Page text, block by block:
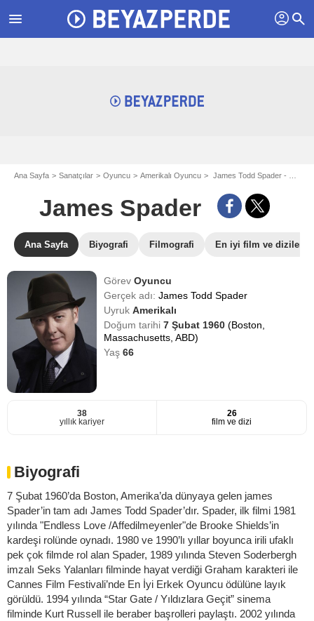
menu profil search
Ana Sayfa Sanatçılar Oyuncu Amerikalı Oyuncu James Todd Spader - aka James Spader
James Spader
Ana Sayfa Biyografi Filmografi En iyi film ve dizileri
GörevOyuncu
Gerçek adı:James Todd Spader
UyrukAmerikalı
Doğum tarihi7 Şubat 1960(Boston,
Massachusetts, ABD)
Yaş66
38
yıllık kariyer
26
film ve dizi
Biyografi
7 Şubat 1960’da Boston, Amerika’da dünyaya gelen james
Spader’in tam adı James Todd Spader’dır. Spader, ilk filmi 1981
yılında "Endless Love /Affedilmeyenler"de Brooke Shields’in
kardeşi rolünde oynadı. 1980 ve 1990’lı yıllar boyunca irili ufaklı
pek çok filmde rol alan Spader, 1989 yılında Steven Soderbergh
imzalı Seks Yalanları filminde hayat verdiği Graham karakteri ile
Cannes Film Festivali’nde En İyi Erkek Oyuncu ödülüne layık
görüldü. 1994 yılında “Star Gate / Yıldızlara Geçit” sinema
filminde Kurt Russell ile beraber başrolleri paylaştı. 2002 yılında